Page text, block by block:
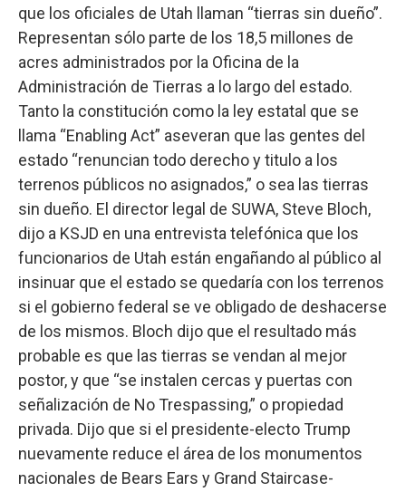
que los oficiales de Utah llaman “tierras sin dueño”.
Representan sólo parte de los 18,5 millones de
acres administrados por la Oficina de la
Administración de Tierras a lo largo del estado.
Tanto la constitución como la ley estatal que se
llama “Enabling Act” aseveran que las gentes del
estado “renuncian todo derecho y titulo a los
terrenos públicos no asignados,” o sea las tierras
sin dueño. El director legal de SUWA, Steve Bloch,
dijo a KSJD en una entrevista telefónica que los
funcionarios de Utah están engañando al público al
insinuar que el estado se quedaría con los terrenos
si el gobierno federal se ve obligado de deshacerse
de los mismos. Bloch dijo que el resultado más
probable es que las tierras se vendan al mejor
postor, y que “se instalen cercas y puertas con
señalización de No Trespassing,” o propiedad
privada. Dijo que si el presidente-electo Trump
nuevamente reduce el área de los monumentos
nacionales de Bears Ears y Grand Staircase-